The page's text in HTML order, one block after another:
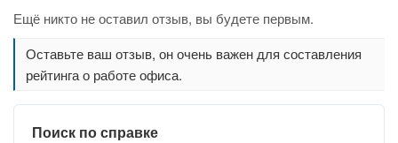
Ещё никто не оставил отзыв, вы будете первым.
Оставьте ваш отзыв, он очень важен для составления
рейтинга о работе офиса.
Поиск по справке